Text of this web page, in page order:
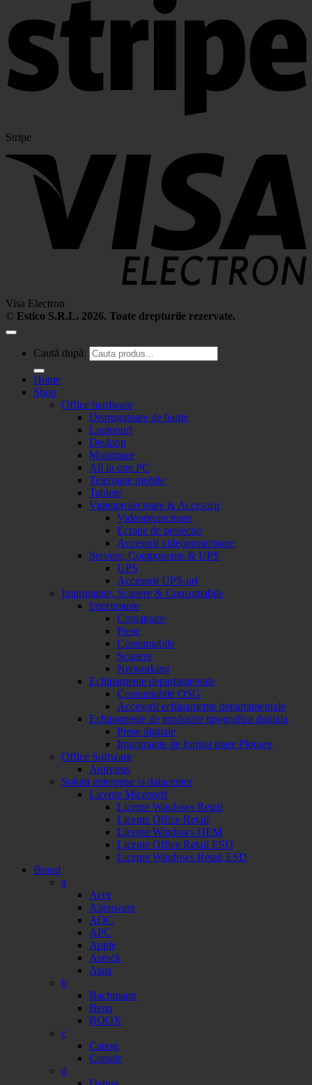
Stripe
Visa Electron
© Estico S.R.L. 2026. Toate drepturile rezervate.
Caută după:
Home
Shop
Office hardware
Distrugatoare de hartie
Laptopuri
Desktop
Monitoare
All in one PC
Telefoane mobile
Tablete
Videoproiectoare & Accesorii
Videoproiectoare
Ecrane de proiectie
Accesorii videoproiectoare
Servere, Componente & UPS
UPS
Accesorii UPS-uri
Imprimante, Scanere & Consumabile
Imprimante
Copiatoare
Piese
Consumabile
Scanere
Networking
Echipamente departamentale
Consumabile OSG
Accesorii echipamente departamentale
Echipamente de productie tipografica digitala
Prese digitale
Imprimante de format mare Plottare
Office Software
Antivirus
Solutii enterprise si datacenter
Licente Microsoft
Licente Windows Retail
Licente Office Retail
Licente Windows OEM
Licente Office Retail ESD
Licente Windows Retail ESD
Brand
a
Acer
Alienware
AOC
APC
Apple
Asrock
Asus
b
Bachmann
Benq
BOOX
c
Canon
Corsair
d